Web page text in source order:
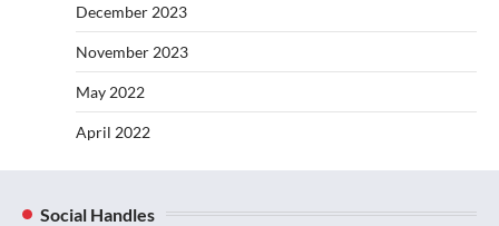
December 2023
November 2023
May 2022
April 2022
Social Handles